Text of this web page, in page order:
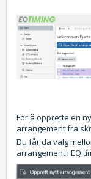
For å opprette en
arrangement fra
Du får da valg
arrangement i EQ